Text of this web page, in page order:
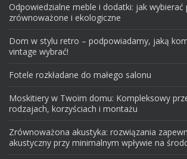
Odpowiedzialne meble i dodatki: jak wybierać
zrównoważone i ekologiczne
Dom w stylu retro – podpowiadamy, jaką
vintage wybrać!
Fotele rozkładane do małego salonu
Moskitiery w Twoim domu: Kompleksowy
rodzajach, korzyściach i montażu
Zrównoważona akustyka: rozwiązania
akustyczny przy minimalnym wpływie na